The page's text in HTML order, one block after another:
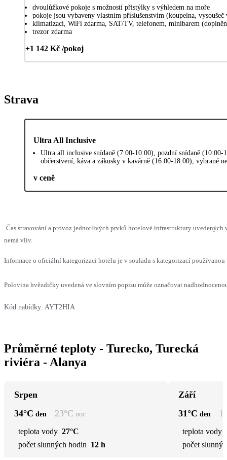
dvoulůžkové pokoje s možností přistýlky s výhledem na moře
pokoje jsou vybaveny vlastním příslušenstvím (koupelna, vysoušeč
klimatizací, WiFi zdarma, SAT/TV, telefonem, minibarem
trezor zdarma
+1 142 Kč /pokoj
Strava
Ultra All Inclusive
Ultra all inclusive snídaně (7:00-10:00), pozdní snídaně
občerstvení, káva a zákusky v kavárně (16:00-18:00), vybrané
v ceně
Čas stravování a provoz jednotlivých prvků hotelové infrastruktury uvedených
nemá vliv.
Informace o oficiální kategorizaci hotelu je v souladu s kategorizací
Polovina hvězdičky uvedená ve slovním popisu může označovat
Kód nabídky: AYT2HIA
Průměrné teploty - Turecko, Turecká
riviéra - Alanya
Srpen
34°C den 23°C noc
teplota vody 27°C
počet slunných hodin 12 h
Září
31°C den
teplota vody
počet